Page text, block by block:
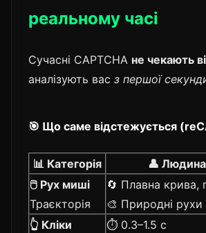
реальному часі
Сучасні CAPTCHA не чекають
аналізують вас з першої
🎯 Що саме відстежується
📊 Категорія
👤 Людина
🖱️ Рух миші
Траєкторія
🔄 Плавна крива,
🎨 Природні рухи
👆 Кліки
⏱️ 0.3–1.5 с